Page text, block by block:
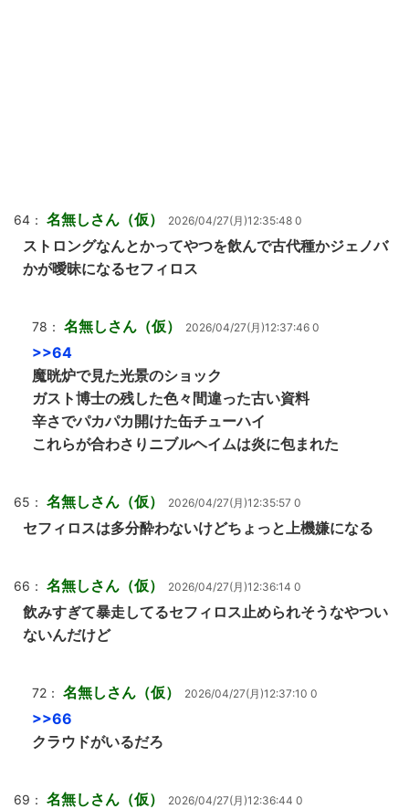
64： 名無しさん（仮） 2026/04/27(月)12:35:48 0
ストロングなんとかってやつを飲んで古代種かジェノバ
かが曖昧になるセフィロス
78： 名無しさん（仮） 2026/04/27(月)12:37:46 0
>>64
魔晄炉で見た光景のショック
ガスト博士の残した色々間違った古い資料
辛さでパカパカ開けた缶チューハイ
これらが合わさりニブルヘイムは炎に包まれた
65： 名無しさん（仮） 2026/04/27(月)12:35:57 0
セフィロスは多分酔わないけどちょっと上機嫌になる
66： 名無しさん（仮） 2026/04/27(月)12:36:14 0
飲みすぎて暴走してるセフィロス止められそうなやつい
ないんだけど
72： 名無しさん（仮） 2026/04/27(月)12:37:10 0
>>66
クラウドがいるだろ
69： 名無しさん（仮） 2026/04/27(月)12:36:44 0